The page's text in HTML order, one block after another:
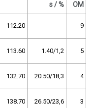
s / %
OM
112.20 9
113.60 1.40/1,2 5
132.70 20.50/18,3 4
138.70 26.50/23,6 3